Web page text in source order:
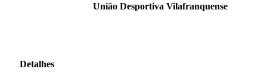
União Desportiva Vilafranquense
Detalhes